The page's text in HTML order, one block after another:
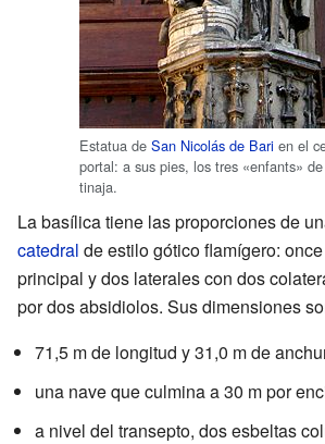
Estatua de San Nicolás de Bari en el
portal: a sus pies, los tres «enfants»
tinaja.
La basílica tiene las proporciones de
catedral de estilo gótico flamígero:
principal y dos laterales con dos
por dos absidiolos. Sus dimensiones
71,5 mde longitud y31,0 mde
una nave que culmina a30 mpor
a nivel del transepto, dos esbeltas